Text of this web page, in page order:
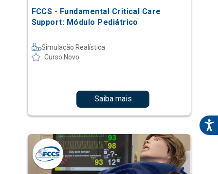
FCCS - Fundamental Critical Care
Support: Módulo Pediátrico
Simulação Realística
Curso Novo
Saiba mais